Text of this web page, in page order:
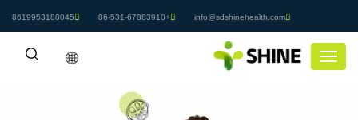
info@sdshinehealth.com
+86-531-67883910
8619953188045